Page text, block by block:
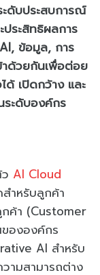
ดับประสบการณ์
ระสิทธิผลการ
ข้อมูล, การ
าด้วยกันเพื่อต่อย
เปิดกว้าง และ
ระดับองค์กร
AI Cloud
ำหรับลูกค้า
กค้า (Customer
ององค์กร
AI สำหรับ
ามสามารถต่าง